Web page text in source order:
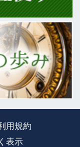
用規約
表示